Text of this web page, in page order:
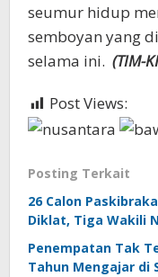
seumur hidup
semboyan yang
selama ini. (TIM-
Post Views:
Posting Terkait
26 Calon
Diklat, Tiga Wakili
Penempatan Tak
Tahun Mengajar di